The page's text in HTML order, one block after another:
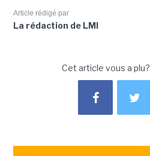
Article rédigé par
La rédaction de LMI
Cet article vous a plu?